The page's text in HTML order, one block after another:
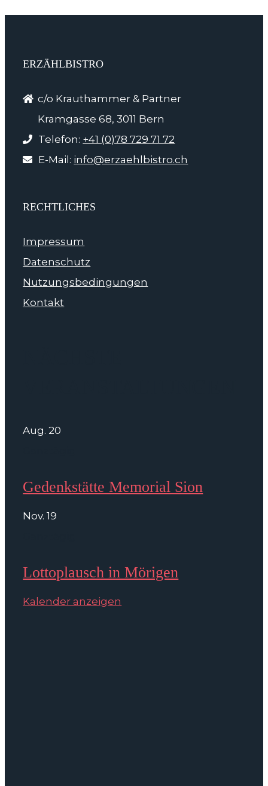
ERZÄHLBISTRO
c/o Krauthammer & Partner
Kramgasse 68, 3011 Bern
Telefon: +41 (0)78 729 71 72
E-Mail: info@erzaehlbistro.ch
RECHTLICHES
Impressum
Datenschutz
Nutzungsbedingungen
Kontakt
Aug. 20
Gedenkstätte Memorial Sion
Nov.19
Lottoplausch in Mörigen
Kalender anzeigen